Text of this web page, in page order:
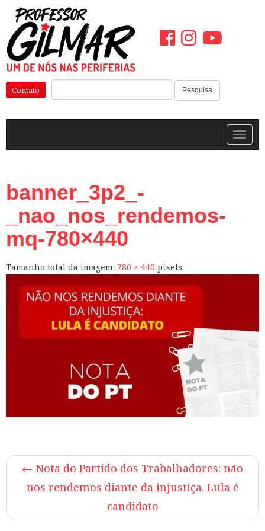
Pular
para
o
conteúdo
Pesquisa
Contato
banner_3p2_-
_nao_nos_rendemos-
mq-780×440
Tamanho total da imagem: 780 × 440 pixels
← Nota do Partido dos Trabalhadores: não
nos rendemos diante da injustiça. Lula é
candidato